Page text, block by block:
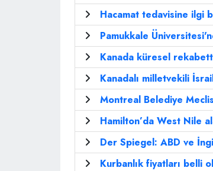
Hacamat tedavisine ilgi
Pamukkale
Kanada küresel
Kanadalı milletvekili
Montreal Belediye
Hamilton’da West Nile
Der Spiegel: ABD ve
Kurbanlık fiyatları belli